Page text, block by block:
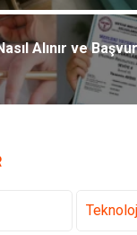
Alınır ve